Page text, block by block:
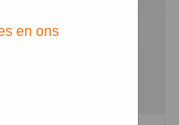
en ons